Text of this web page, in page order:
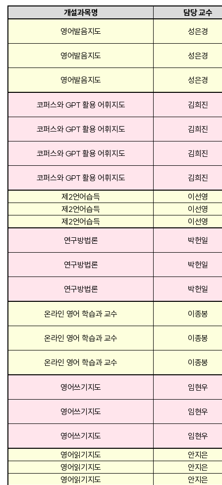
개설과목명
담당 교수
영어발음지도
성은경
영어발음지도 성은경
영어발음지도 성은경
코퍼스와 GPT 활용 어휘지도 김희진
코퍼스와 GPT 활용 어휘지도 김희진
코퍼스와 GPT 활용 어휘지도 김희진
코퍼스와 GPT 활용 어휘지도
김희진
제2언어습득
이선영
제2언어습득
이선영
제2언어습득
이선영
연구방법론
박헌일
연구방법론 박헌일
연구방법론 박헌일
온라인 영어 학습과 교수 이종봉
온라인 영어 학습과 교수 이종봉
온라인 영어 학습과 교수 이종봉
영어쓰기지도 임현우
영어쓰기지도 임현우
영어쓰기지도
임현우
영어읽기지도
안지은
영어읽기지도
안지은
영어읽기지도
안지은